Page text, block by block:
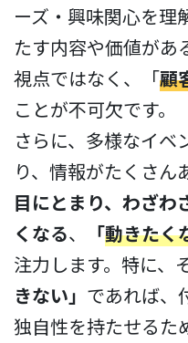
ーズ・興味関心を理
たす内容や価値があ
視点ではなく、「顧
ことが不可欠です。
さらに、多様なイベ
り、情報がたくさん
目にとまり、わざわ
くなる、 「動きたく
注力します。特に、
きない」 であれば、
独自性を持たせるた